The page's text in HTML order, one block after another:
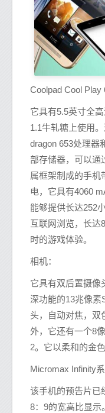
Coolpad Cool Play
它具有5.5英寸全
1.1牛轧糖上使用
dragon 653处理器
部存储器，可以通
属框架制成的手机
电，它具有4060
能够提供长达252
互联网浏览，长达
时的游戏体验。
相机：
它具有双后置摄像
深功能的13兆像素
头，自动对焦，双
外，它还有一个8
2。它以柔和的金
Micromax Infinity系
该手机的预告片已
8：9的宽高比显示